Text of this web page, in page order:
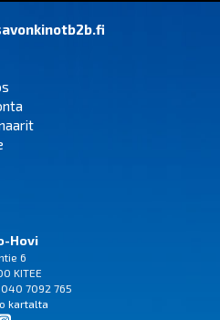
Hovi
6
KITEE
7092 765
kartalta